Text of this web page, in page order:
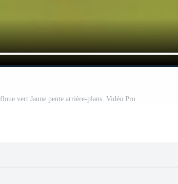
floue vert Jaune pente arrière-plans. Vidéo Pro